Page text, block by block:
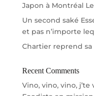
Japon à Montréal
Un second saké
et pas n’importe
Chartier reprend sa
Recent Comments
Vino, vino, vino,